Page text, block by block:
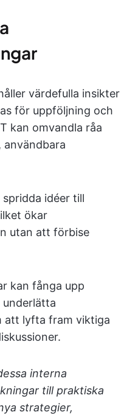
värdefulla insikter
för uppföljning och
kan omvandla råa
idéer till
ökar
utan att förbise
kan fånga upp
underlätta
att lyfta fram viktiga
interna
till praktiska
strategier,